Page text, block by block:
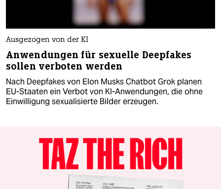
Ausgezogen von der KI
Anwendungen für sexuelle Deepfakes
sollen verboten werden
Nach Deepfakes von Elon Musks Chatbot Grok planen
EU-Staaten ein Verbot von KI-Anwendungen, die ohne
Einwilligung sexualisierte Bilder erzeugen.